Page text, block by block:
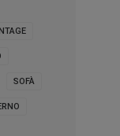
SOFÀ